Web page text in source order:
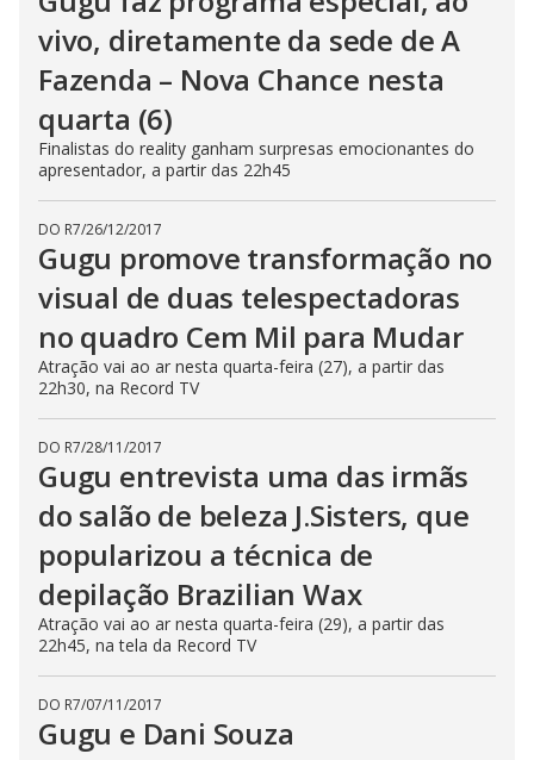
vivo, diretamente da sede de A
Fazenda – Nova Chance nesta
quarta (6)
Finalistas do reality ganham surpresas emocionantes do
apresentador, a partir das 22h45
DO R7/26/12/2017
Gugu promove transformação no
visual de duas telespectadoras
no quadro Cem Mil para Mudar
Atração vai ao ar nesta quarta-feira (27), a partir das
22h30, na Record TV
DO R7/28/11/2017
Gugu entrevista uma das irmãs
do salão de beleza J.Sisters, que
popularizou a técnica de
depilação Brazilian Wax
Atração vai ao ar nesta quarta-feira (29), a partir das
22h45, na tela da Record TV
DO R7/07/11/2017
Gugu e Dani Souza